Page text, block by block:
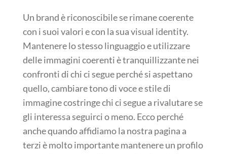
Un brand è riconoscibile se rimane coerente
con i suoi valori e con la sua visual identity.
Mantenere lo stesso linguaggio e utilizzare
delle immagini coerenti è tranquillizzante nei
confronti di chi ci segue perché si aspettano
quello, cambiare tono di voce e stile di
immagine costringe chi ci segue a rivalutare se
gli interessa seguirci o meno. Ecco perché
anche quando affidiamo la nostra pagina a
terzi è molto importante mantenere un profilo